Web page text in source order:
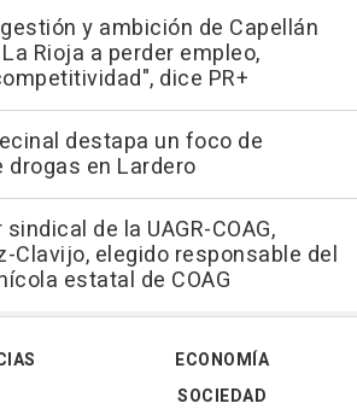
y ambición de Capellán
Rioja a perder empleo,
dice PR+
destapa un foco de
drogas en Lardero
de la UAGR-COAG,
Clavijo, elegido responsable del
estatal de COAG
ECONOMÍA
SOCIEDAD